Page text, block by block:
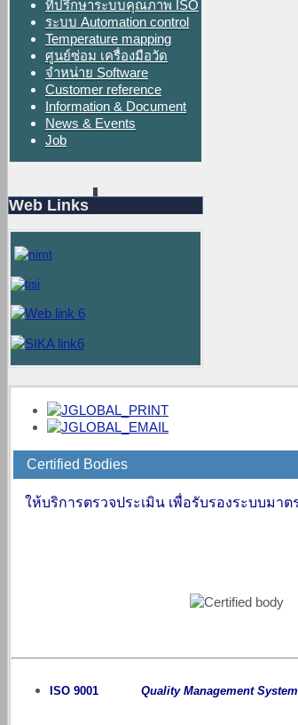
ที่ปรึกษาระบบคุณภาพ ISO
ระบบ Automation control
Temperature mapping
ศูนย์ซ่อม เครื่องมือวัด
จำหน่าย Software
Customer reference
Information & Document
News & Events
Job
Web Links
Certified Bodies
ให้บริการตรวจประเมิน เพื่อรับรองระบบมา
ISO 9001 Quality Management System